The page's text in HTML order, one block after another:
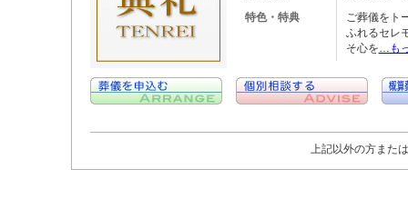
特色・特典
ご葬儀をト
ふれるセレ
そ心を…も
上記以外の方また